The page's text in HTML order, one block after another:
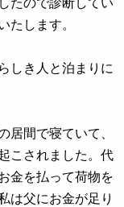
たので診断してい
たします。
しき人と泊まりに
居間で寝ていて、
こされました。代
金を払って荷物を
は父にお金が足り